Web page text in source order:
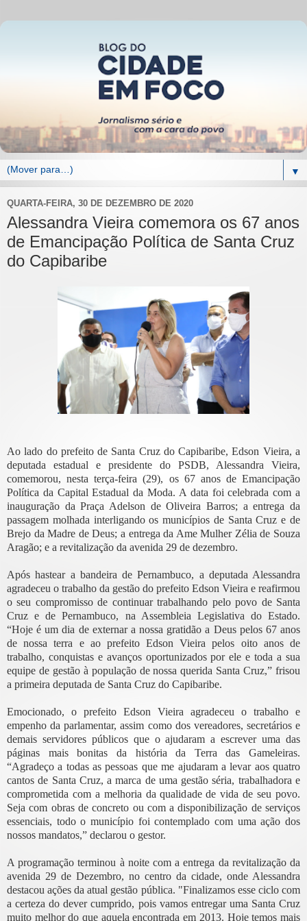
▼
QUARTA-FEIRA, 30 DE DEZEMBRO DE 2020
Alessandra Vieira comemora os 67 anos
de Emancipação Política de Santa Cruz
do Capibaribe
Ao lado do prefeito de Santa Cruz do Capibaribe, Edson Vieira, a
deputada estadual e presidente do PSDB, Alessandra Vieira,
comemorou, nesta terça-feira (29), os 67 anos de Emancipação
Política da Capital Estadual da Moda. A data foi celebrada com a
inauguração da Praça Adelson de Oliveira Barros; a entrega da
passagem molhada interligando os municípios de Santa Cruz e de
Brejo da Madre de Deus; a entrega da Ame Mulher Zélia de Souza
Aragão; e a revitalização da avenida 29 de dezembro.
Após hastear a bandeira de Pernambuco, a deputada Alessandra
agradeceu o trabalho da gestão do prefeito Edson Vieira e reafirmou
o seu compromisso de continuar trabalhando pelo povo de Santa
Cruz e de Pernambuco, na Assembleia Legislativa do Estado.
“Hoje é um dia de externar a nossa gratidão a Deus pelos 67 anos
de nossa terra e ao prefeito Edson Vieira pelos oito anos de
trabalho, conquistas e avanços oportunizados por ele e toda a sua
equipe de gestão à população de nossa querida Santa Cruz,” frisou
a primeira deputada de Santa Cruz do Capibaribe.
Emocionado, o prefeito Edson Vieira agradeceu o trabalho e
empenho da parlamentar, assim como dos vereadores, secretários e
demais servidores públicos que o ajudaram a escrever uma das
páginas mais bonitas da história da Terra das Gameleiras.
“Agradeço a todas as pessoas que me ajudaram a levar aos quatro
cantos de Santa Cruz, a marca de uma gestão séria, trabalhadora e
comprometida com a melhoria da qualidade de vida de seu povo.
Seja com obras de concreto ou com a disponibilização de serviços
essenciais, todo o município foi contemplado com uma ação dos
nossos mandatos,” declarou o gestor.
A programação terminou à noite com a entrega da revitalização da
avenida 29 de Dezembro, no centro da cidade, onde Alessandra
destacou ações da atual gestão pública. "Finalizamos esse ciclo com
a certeza do dever cumprido, pois vamos entregar uma Santa Cruz
muito melhor do que aquela encontrada em 2013. Hoje temos mais